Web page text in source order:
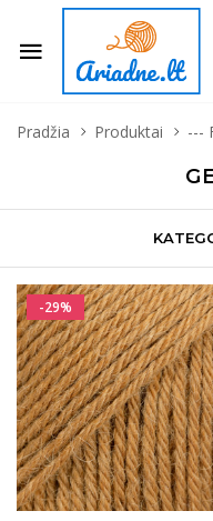
Pradžia Produktai ---
-29%